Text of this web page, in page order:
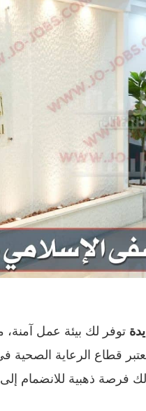
توفر لك بيئة عمل
قطاع الرعاية الصحية
لك فرصة ذهبية للانضمام